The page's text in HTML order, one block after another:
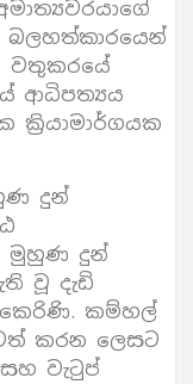
වතුකරයේ
ආධිපත්‍යය
දුන්
මුහුණ දුන්
වූ දැඩි
කම්හල්
කරන ලෙසට
වැටුප්